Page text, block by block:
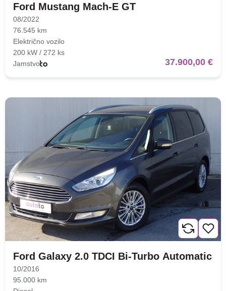
Ford Mustang Mach-E GT
08/2022
76.545 km
Električno vozilo
200 kW / 272 ks
Jamstvo
37.900,00 €
Ford Galaxy 2.0 TDCI Bi-Turbo Automatic
10/2016
95.000 km